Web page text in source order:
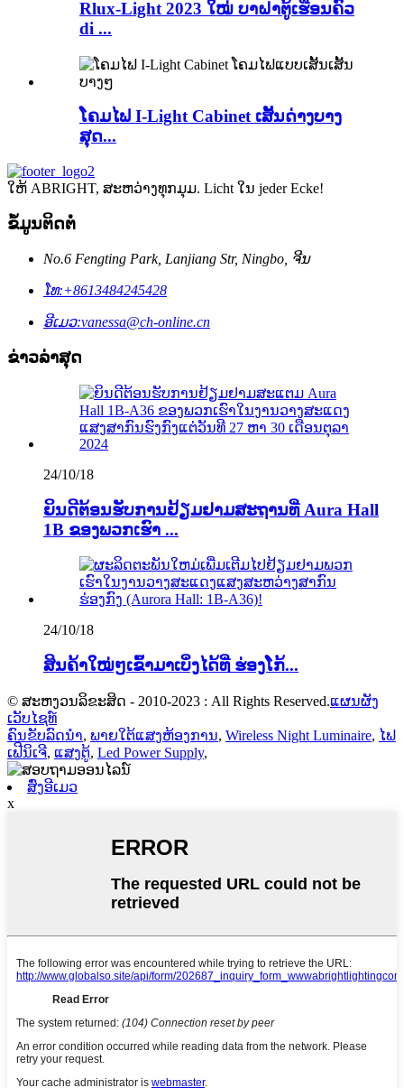
Rlux-Light 2023 ໃໝ່ ບາຝາຕູ້ເຮືອນຄົວ
di ...
ໂຄມໄຟ I-Light Cabinet ເສັ້ນດ່າງບາງ
ສຸດ...
ໃຫ້ ABRIGHT, ສະຫວ່າງທຸກມຸມ. Licht ໃນ jeder Ecke!
ຂໍ້ມູນຕິດຕໍ່
No.6 Fengting Park, Lanjiang Str, Ningbo, ຈີນ
ໂທ:+8613484245428
ອີເມວ:vanessa@ch-online.cn
ຂ່າວລ່າສຸດ
24/10/18
ຍິນ​ດີ​ຕ້ອນ​ຮັບ​ການ​ຢ້ຽມ​ຢາມ​ສະ​ຖານ​ທີ່ Aura Hall
1B ຂອງ​ພວກ​ເຮົາ ...
24/10/18
ສິນຄ້າໃໝ່ໆເຂົ້າມາເບິ່ງໄດ້ທີ່ ຮ່ອງໂກ້...
© ສະຫງວນລິຂະສິດ - 2010-2023 : All Rights Reserved.ແຜນຜັງ
ເວັບໄຊທ໌
ຄົນຂັບລົດນຳ, ພາຍ​ໃຕ້​ແສງ​ຫ້ອງ​ການ​, Wireless Night Luminaire, ໄຟ
ເຟີນິເຈີ, ແສງຕູ້, Led Power Supply,
ສົ່ງອີເມວ
x